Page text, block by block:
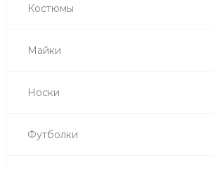
Костюмы
Майки
Носки
Футболки